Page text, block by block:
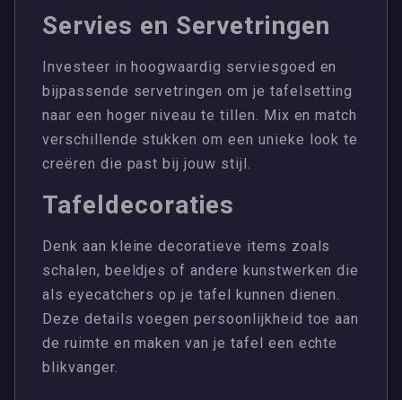
Servies en Servetringen
Investeer in hoogwaardig serviesgoed en
bijpassende servetringen om je tafelsetting
naar een hoger niveau te tillen. Mix en match
verschillende stukken om een unieke look te
creëren die past bij jouw stijl.
Tafeldecoraties
Denk aan kleine decoratieve items zoals
schalen, beeldjes of andere kunstwerken die
als eyecatchers op je tafel kunnen dienen.
Deze details voegen persoonlijkheid toe aan
de ruimte en maken van je tafel een echte
blikvanger.